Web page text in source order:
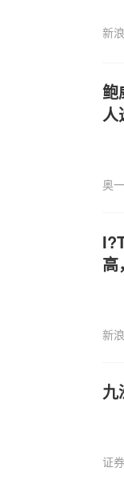
新
鲍
人
奥
高
新
九
证